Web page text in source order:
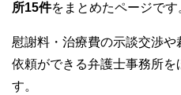
所15件をまとめたページです
慰謝料・治療費の示談交渉
依頼ができる弁護士事務所を
す。